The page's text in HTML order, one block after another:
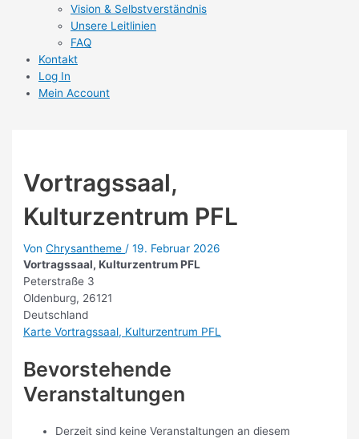
Vision & Selbstverständnis
Unsere Leitlinien
FAQ
Kontakt
Log In
Mein Account
Vortragssaal,
Kulturzentrum PFL
VonChrysantheme /19. Februar 2026
Vortragssaal, Kulturzentrum PFL
Peterstraße 3
Oldenburg, 26121
Deutschland
Karte Vortragssaal, Kulturzentrum PFL
Bevorstehende
Veranstaltungen
Derzeit sind keine Veranstaltungen an diesem